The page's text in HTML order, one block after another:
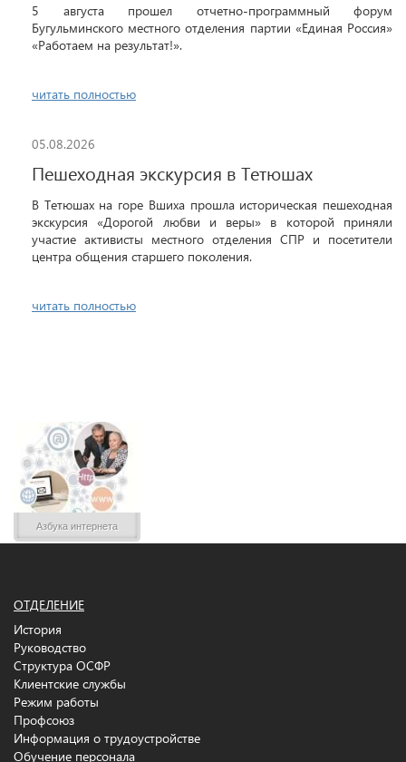
5 августа прошел отчетно-программный форум
Бугульминского местного отделения партии «Единая Россия»
«Работаем на результат!».
читать полностью
05.08.2026
Пешеходная экскурсия в Тетюшах
В Тетюшах на горе Вшиха прошла историческая пешеходная
экскурсия «Дорогой любви и веры» в которой приняли
участие активисты местного отделения СПР и посетители
центра общения старшего поколения.
читать полностью
Азбука интернета
ОТДЕЛЕНИЕ
История
Руководство
Структура ОСФР
Клиентские службы
Режим работы
Профсоюз
Информация о трудоустройстве
Обучение персонала